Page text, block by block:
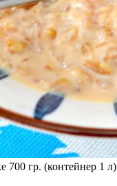
700 гр. (контейнер 1 л)